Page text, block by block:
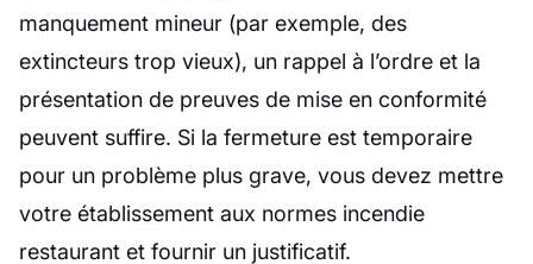
manquement mineur (par exemple, des
extincteurs trop vieux), un rappel à l’ordre et la
présentation de preuves de mise en conformité
peuvent suffire. Si la fermeture est temporaire
pour un problème plus grave, vous devez mettre
votre établissement aux normes incendie
restaurant et fournir un justificatif.